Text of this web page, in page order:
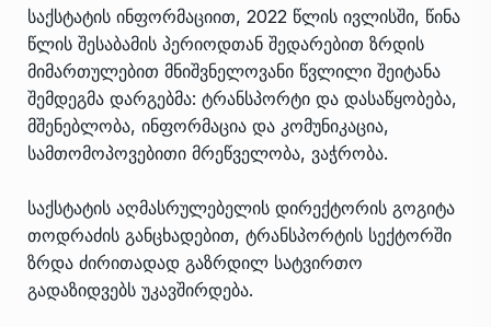
საქსტატის ინფორმაციით, 2022 წლის ივლისში, წინა
წლის შესაბამის პერიოდთან შედარებით ზრდის
მიმართულებით მნიშვნელოვანი წვლილი შეიტანა
შემდეგმა დარგებმა: ტრანსპორტი და დასაწყობება,
მშენებლობა, ინფორმაცია და კომუნიკაცია,
სამთომოპოვებითი მრეწველობა, ვაჭრობა.
საქსტატის აღმასრულებელის დირექტორის გოგიტა
თოდრაძის განცხადებით, ტრანსპორტის სექტორში
ზრდა ძირითადად გაზრდილ სატვირთო
გადაზიდვებს უკავშირდება.